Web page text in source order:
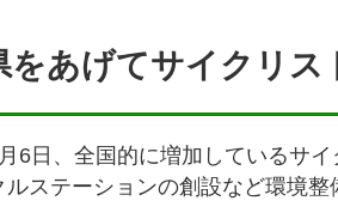
をあげてサイクリス
6日、全国的に増加しているサ
ステーションの創設など環境整